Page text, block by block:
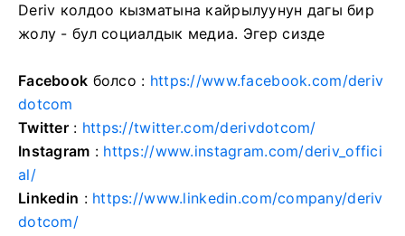
Deriv колдоо кызматына кайрылуунун дагы бир
жолу - бул социалдык медиа. Эгер сизде
Facebook болсо : https://www.facebook.com/deriv
dotcom
Twitter: https://twitter.com/derivdotcom/
Instagram : https://www.instagram.com/deriv_offici
al/
Linkedin : https://www.linkedin.com/company/deriv
dotcom/